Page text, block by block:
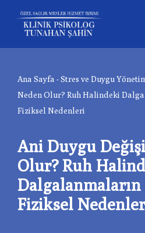
İçeriğe
geç
Ana Sayfa -Stres ve Duygu
Neden Olur? Ruh Halindeki
Fiziksel Nedenleri
Ani Duygu
Olur? Ruh
Fiziksel